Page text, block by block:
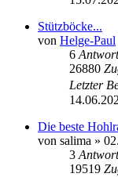
Stützböcke...
von Helge-Paul
6
26880
Letzter
Die beste
von salima »
3
19519